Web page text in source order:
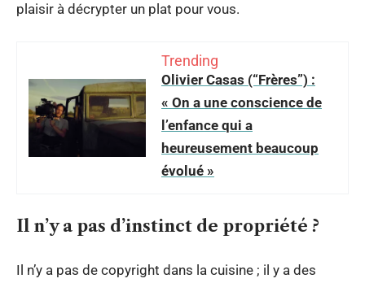
plaisir à décrypter un plat pour vous.
Trending
Olivier Casas (“Frères”) :
« On a une conscience de
l’enfance qui a
heureusement beaucoup
évolué »
Il n’y a pas d’instinct de propriété ?
Il n’y a pas de copyright dans la cuisine ; il y a des